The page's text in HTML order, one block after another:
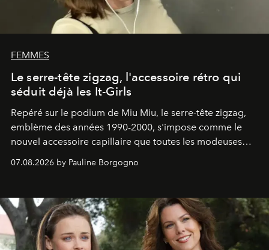
FEMMES
Le serre-tête zigzag, l'accessoire rétro qui
séduit déjà les It-Girls
Repéré sur le podium de Miu Miu, le serre-tête zigzag,
emblème des années 1990-2000, s'impose comme le
nouvel accessoire capillaire que toutes les modeuses
07.08.2026 by Pauline Borgogno